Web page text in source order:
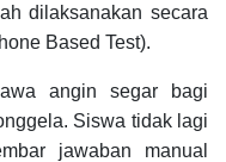
dilaksanakan secara
Based Test).
angin segar bagi
Siswa tidak lagi
jawaban manual